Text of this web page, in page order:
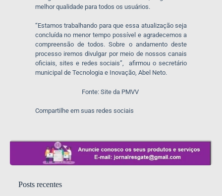
melhor qualidade para todos os usuários.
“Estamos trabalhando para que essa atualização seja
concluída no menor tempo possível e agradecemos a
compreensão de todos. Sobre o andamento deste
processo iremos divulgar por meio de nossos canais
oficiais, sites e redes sociais”, afirmou o secretário
municipal de Tecnologia e Inovação, Abel Neto.
Fonte: Site da PMVV
Compartilhe em suas redes sociais
Posts recentes